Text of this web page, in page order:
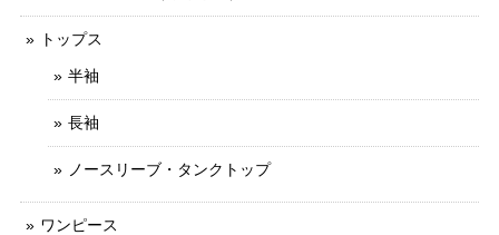
トップス
半袖
長袖
ノースリーブ・タンクトップ
ワンピース